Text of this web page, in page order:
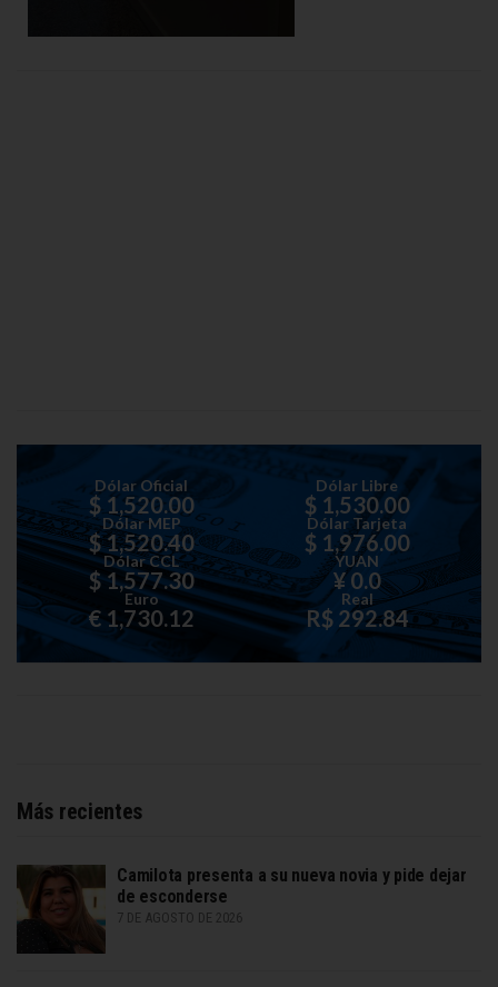
Dólar Oficial
$ 1,520.00
Dólar Libre
$ 1,530.00
Dólar MEP
$ 1,520.40
Dólar Tarjeta
$ 1,976.00
Dólar CCL
$ 1,577.30
YUAN
¥ 0.0
Euro
€ 1,730.12
Real
R$ 292.84
Más recientes
Camilota presenta a su nueva novia y pide dejar
de esconderse
7 DE AGOSTO DE 2026